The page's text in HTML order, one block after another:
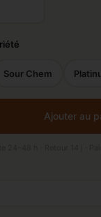
Sour Chem
Ajouter au